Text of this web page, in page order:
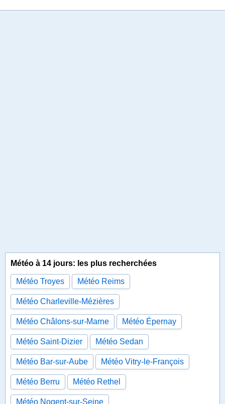
Météo à 14 jours: les plus recherchées
Météo Troyes Météo Reims
Météo Charleville-Mézières
Météo Châlons-sur-Marne Météo Épernay
Météo Saint-Dizier Météo Sedan
Météo Bar-sur-Aube Météo Vitry-le-François
Météo Berru Météo Rethel
Météo Nogent-sur-Seine